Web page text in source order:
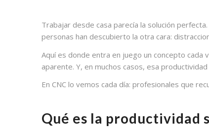
Trabajar desde casa parecía la solución
personas han descubierto la otra cara:
Aquí es donde entra en juego un concepto cada
aparente. Y, en muchos casos, esa
En CNC lo vemos cada día: profesionales que
Qué es la productividad